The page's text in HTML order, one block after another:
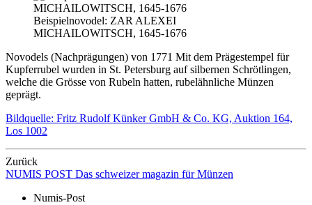
Beispielnovodel: ZAR ALEXEI
MICHAILOWITSCH, 1645-1676
Novodels (Nachprägungen) von 1771 Mit dem Prägestempel für
Kupferrubel wurden in St. Petersburg auf silbernen Schrötlingen,
welche die Grösse von Rubeln hatten, rubelähnliche Münzen
geprägt.
Bildquelle: Fritz Rudolf Künker GmbH & Co. KG, Auktion 164,
Los 1002
Zurück
NUMIS POST Das schweizer magazin für Münzen
Numis-Post